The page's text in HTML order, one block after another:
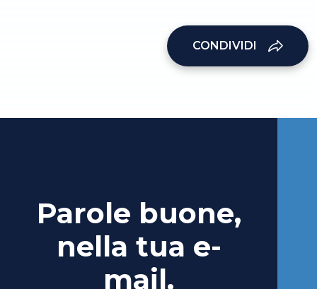
CONDIVIDI
Parole buone,
nella tua e-
mail.